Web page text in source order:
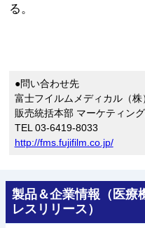
る。
●問い合わせ先
富士フイルムメディカル（株
販売統括本部 マーケティン
TEL 03-6419-8033
http://fms.fujifilm.co.jp/
製品＆企業情報（医療
レスリリース）